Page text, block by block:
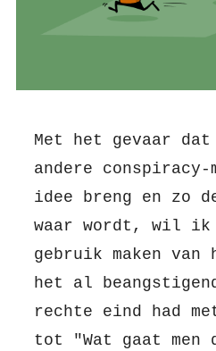
Met het gevaar
andere
idee breng en zo
waar wordt, wil ik
gebruik maken
het al
rechte eind had
tot "Wat gaat men